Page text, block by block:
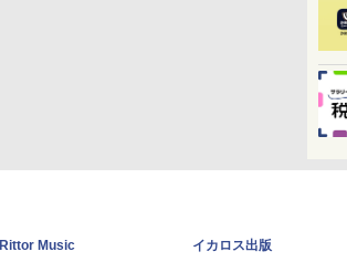
Rittor Music イカロス出版